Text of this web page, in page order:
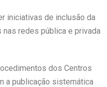
iniciativas de inclusão da
redes pública e privada
dos Centros
a publicação sistemática